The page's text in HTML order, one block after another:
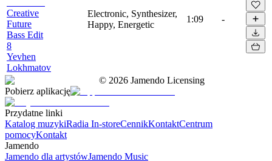
Creative
Future
Bass Edit
8
Yevhen
Lokhmatov
Electronic, Synthesizer,
Happy, Energetic
1:09 -
© 2026 Jamendo Licensing
Pobierz aplikację
Przydatne linki
Katalog muzykiRadia In-storeCennikKontaktCentrum
pomocyKontakt
Jamendo
Jamendo dla artystówJamendo Music